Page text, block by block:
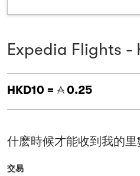
Expedia Flights -
HKD10 = 0.25
什麽時候才能收到我的里
交易